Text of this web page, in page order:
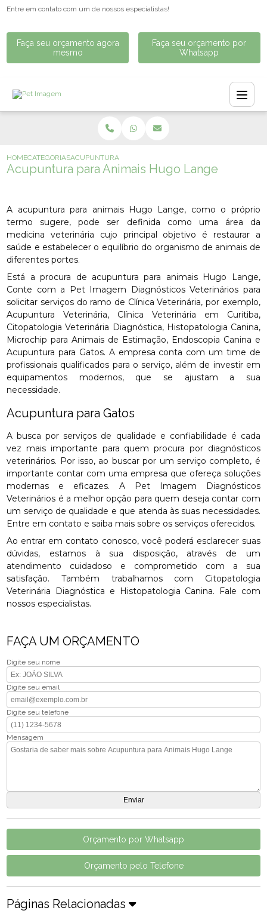
Entre em contato com um de nossos especialistas!
Faça seu orçamento agora
mesmo
Faça seu orçamento por
Whatsapp
HOMECATEGORIASACUPUNTURA PARA ANIMAIS HUGO LANGE
Acupuntura para Animais Hugo Lange
A acupuntura para animais Hugo Lange, como o próprio
termo sugere, pode ser definida como uma área da
medicina veterinária cujo principal objetivo é restaurar a
saúde e estabelecer o equilíbrio do organismo de animais de
diferentes portes.
Está a procura de acupuntura para animais Hugo Lange,
Conte com a Pet Imagem Diagnósticos Veterinários para
solicitar serviços do ramo de Clínica Veterinária, por exemplo,
Acupuntura Veterinária, Clínica Veterinária em Curitiba,
Citopatologia Veterinária Diagnóstica, Histopatologia Canina,
Microchip para Animais de Estimação, Endoscopia Canina e
Acupuntura para Gatos. A empresa conta com um time de
profissionais qualificados para o serviço, além de investir em
equipamentos modernos, que se ajustam a sua
necessidade.
Acupuntura para Gatos
A busca por serviços de qualidade e confiabilidade é cada
vez mais importante para quem procura por diagnósticos
veterinários. Por isso, ao buscar por um serviço completo, é
importante contar com uma empresa que ofereça soluções
modernas e eficazes. A Pet Imagem Diagnósticos
Veterinários é a melhor opção para quem deseja contar com
um serviço de qualidade e que atenda às suas necessidades.
Entre em contato e saiba mais sobre os serviços oferecidos.
Ao entrar em contato conosco, você poderá esclarecer suas
dúvidas, estamos à sua disposição, através de um
atendimento cuidadoso e comprometido com a sua
satisfação. Também trabalhamos com Citopatologia
Veterinária Diagnóstica e Histopatologia Canina. Fale com
nossos especialistas.
FAÇA UM ORÇAMENTO
Digite seu nome
Digite seu email
Digite seu telefone
Mensagem
Orçamento por Whatsapp
Orçamento pelo Telefone
Páginas Relacionadas